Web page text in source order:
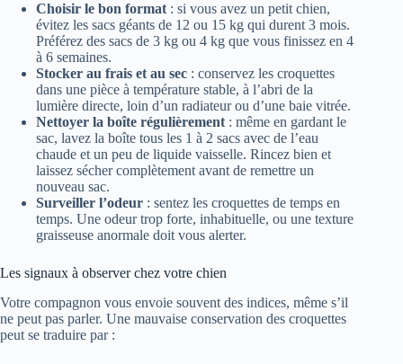
Choisir le bon format : si vous avez un petit chien,
évitez les sacs géants de 12 ou 15 kg qui durent 3 mois.
Préférez des sacs de 3 kg ou 4 kg que vous finissez en 4
à 6 semaines.
Stocker au frais et au sec : conservez les croquettes
dans une pièce à température stable, à l’abri de la
lumière directe, loin d’un radiateur ou d’une baie vitrée.
Nettoyer la boîte régulièrement : même en gardant le
sac, lavez la boîte tous les 1 à 2 sacs avec de l’eau
chaude et un peu de liquide vaisselle. Rincez bien et
laissez sécher complètement avant de remettre un
nouveau sac.
Surveiller l’odeur : sentez les croquettes de temps en
temps. Une odeur trop forte, inhabituelle, ou une texture
graisseuse anormale doit vous alerter.
Les signaux à observer chez votre chien
Votre compagnon vous envoie souvent des indices, même s’il
ne peut pas parler. Une mauvaise conservation des croquettes
peut se traduire par :